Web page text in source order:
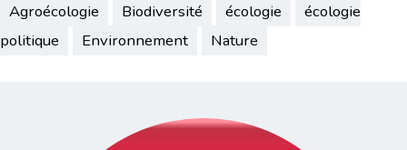
Agroécologie Biodiversité écologie
écologie
politique
Environnement Nature